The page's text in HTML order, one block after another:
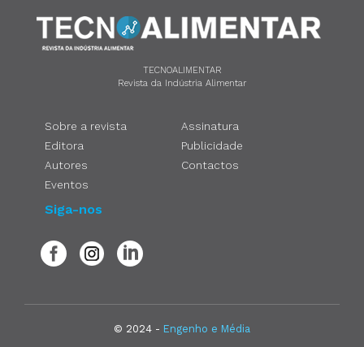
TECNOALIMENTAR
Revista da Indústria Alimentar
Sobre a revista
Editora
Autores
Eventos
Assinatura
Publicidade
Contactos
Siga-nos
© 2024 - Engenho e Média